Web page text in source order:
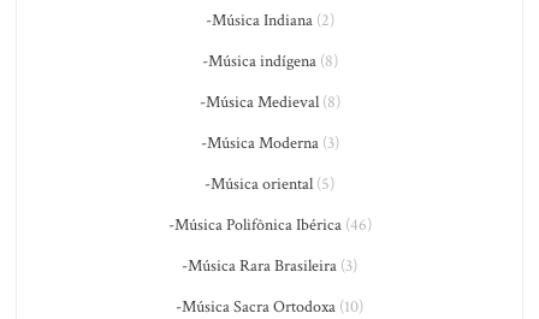
-Música Indiana(2)
-Música indígena(8)
-Música Medieval(8)
-Música Moderna(3)
-Música oriental (5)
-Música Polifônica Ibérica(46)
-Música Rara Brasileira (3)
-Música Sacra Ortodoxa (10)